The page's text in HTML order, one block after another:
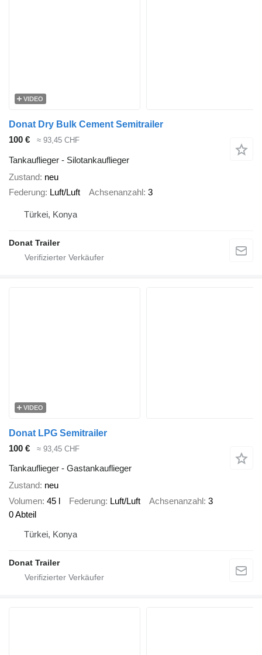
VIDEO
Donat Dry Bulk Cement Semitrailer
100 €
≈ 93,45 CHF
Tankauflieger - Silotankauflieger
Zustand neu
Federung Luft/Luft Achsenanzahl 3
Türkei, Konya
Donat Trailer
VIDEO
Donat LPG Semitrailer
100 €
≈ 93,45 CHF
Tankauflieger - Gastankauflieger
Zustand
neu
Volumen 45 l Federung Luft/Luft Achsenanzahl 3
0 Abteil
Türkei, Konya
Donat Trailer